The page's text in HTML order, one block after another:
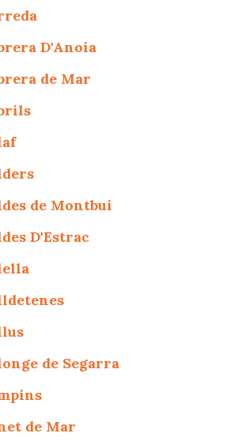
D'Anoia
de Mar
de Montbui
D'Estrac
de Segarra
de Mar